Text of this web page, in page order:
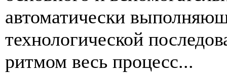
автоматически
технологической
ритмом весь процесс...